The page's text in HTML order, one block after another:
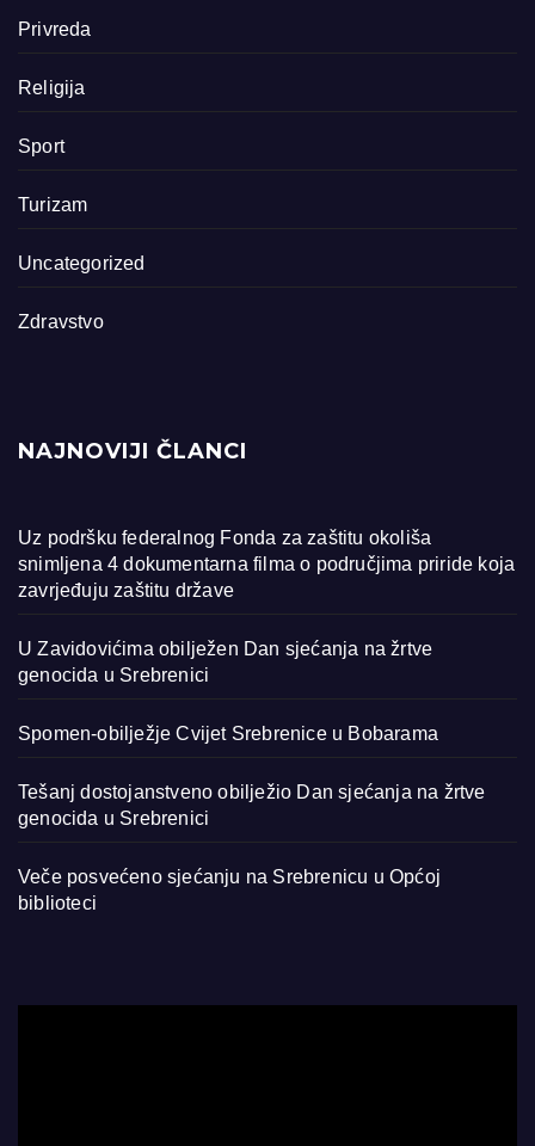
Privreda
Religija
Sport
Turizam
Uncategorized
Zdravstvo
NAJNOVIJI ČLANCI
Uz podršku federalnog Fonda za zaštitu okoliša
snimljena 4 dokumentarna filma o područjima priride koja
zavrjeđuju zaštitu države
U Zavidovićima obilježen Dan sjećanja na žrtve
genocida u Srebrenici
Spomen-obilježje Cvijet Srebrenice u Bobarama
Tešanj dostojanstveno obilježio Dan sjećanja na žrtve
genocida u Srebrenici
Veče posvećeno sjećanju na Srebrenicu u Općoj
biblioteci